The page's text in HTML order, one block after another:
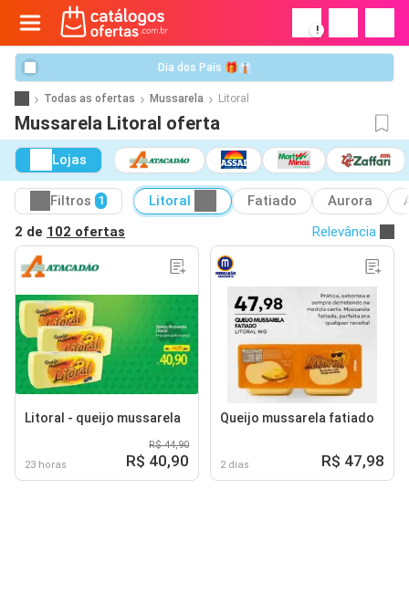
!
Dia dos Pais 🎁👔
Todas as ofertas Mussarela Litoral
Mussarela Litoral oferta
Lojas
Filtros 1 Litoral Fatiado Aurora
2 de 102 ofertas Relevância
Litoral - queijo mussarela
23 horas
R$ 44,90
R$ 40,90
Queijo mussarela fatiado
2 dias R$ 47,98